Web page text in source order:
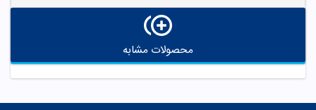
محصولات مشابه